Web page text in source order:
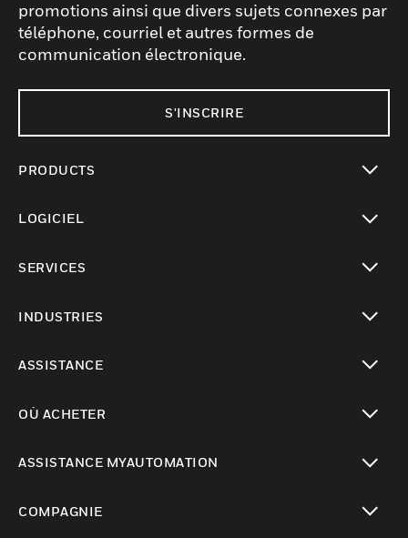
promotions ainsi que divers sujets connexes par
téléphone, courriel et autres formes de
communication électronique.
S'INSCRIRE
PRODUCTS
LOGICIEL
SERVICES
INDUSTRIES
ASSISTANCE
OÙ ACHETER
ASSISTANCE MYAUTOMATION
COMPAGNIE